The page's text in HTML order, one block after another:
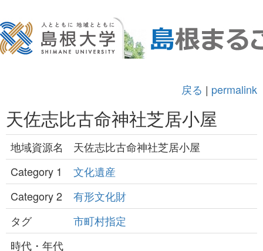
戻る | permalink
天佐志比古命神社芝居小屋
地域資源名
天佐志比古命神社芝居小屋
Category 1
文化遺産
Category 2
有形文化財
タグ
市町村指定
時代・年代